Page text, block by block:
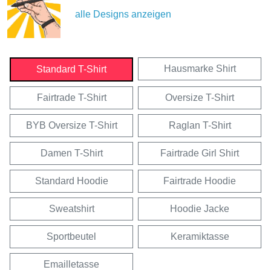
alle Designs anzeigen
Standard T-Shirt Hausmarke Shirt
Fairtrade T-Shirt Oversize T-Shirt
BYB Oversize T-Shirt Raglan T-Shirt
Damen T-Shirt Fairtrade Girl Shirt
Standard Hoodie Fairtrade Hoodie
Sweatshirt Hoodie Jacke
Sportbeutel Keramiktasse
Emailletasse